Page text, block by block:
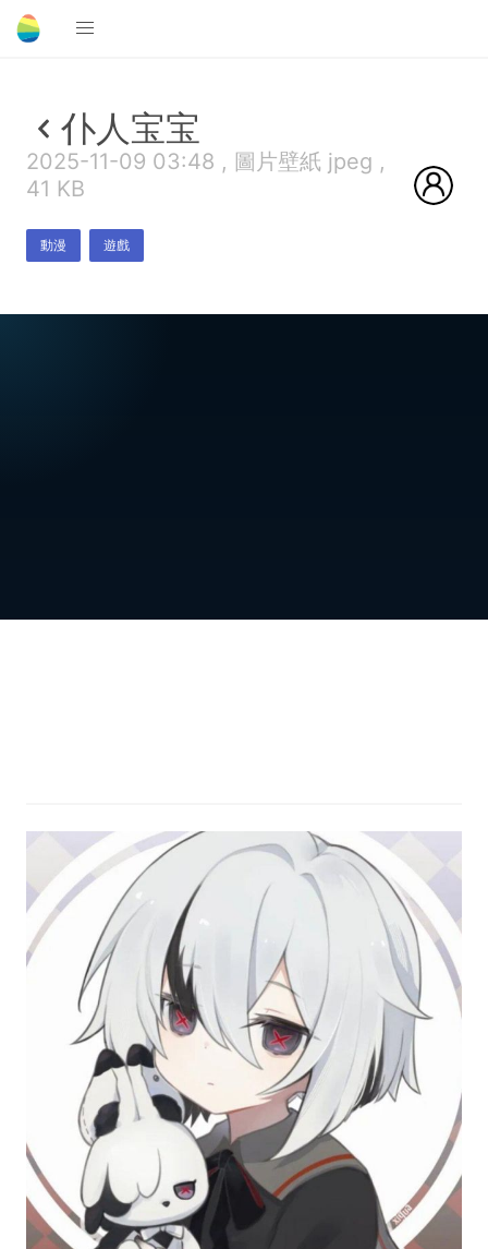
仆人宝宝
2025-11-09 03:48 , 圖片壁紙 jpeg ,
41 KB
動漫 遊戲